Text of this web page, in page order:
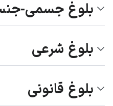
بلوغ جسمی-
بلوغ شرعی
بلوغ قانونی